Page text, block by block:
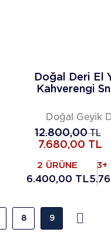
Doğal Deri El
Kahverengi
Doğal Geyik
12.800,00TL
7.680,00 TL
2 ÜRÜNE
6.400,00 TL
3+
8 9